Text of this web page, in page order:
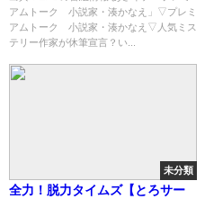
アムトーク 小説家・湊かなえ」▽プレミ
アムトーク 小説家・湊かなえ▽人気ミス
テリー作家が休筆宣言？い...
未分類
全力！脱力タイムズ【とろサー